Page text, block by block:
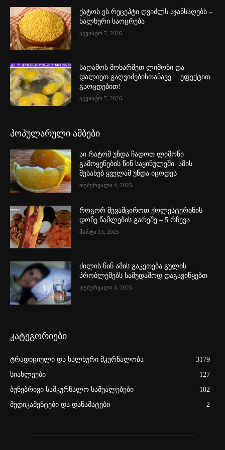
ქატოს ეს რეცეპტი ღვიძლს აჯანსაღებს –
ხალხური საოცრება
აგვისტო 7, 2026
საღამოს მოხარშეთ ლიმონი და
დალიეთ გაღვიძებისთანავე… ეფექტით
გაოცდებით!
აგვისტო 7, 2026
პოპულარული ამბები
აი რატომ უნდა ჩადოთ ლიმონი
გამოყენების წინ საყინულეში. ამის
შესახებ ყველამ უნდა იცოდეს
თებერვალი 4, 2025
როგორ შევამციროთ ქოლესტერინის
დონე წამლების გარეშე – 5 რჩევა
მარტი 13, 2025
ძილის წინ ამის გაკეთება გულის
პრობლემებს სამუდამოდ დაგავიწყებთ
თებერვალი 4, 2025
კატეგორიები
ტრადიციული და ხალხური მკურნალობა
3179
სიახლეები
127
ბუნებრივი სამკურნალო საშუალებები
102
მედიკამენტები და დანამატები
2